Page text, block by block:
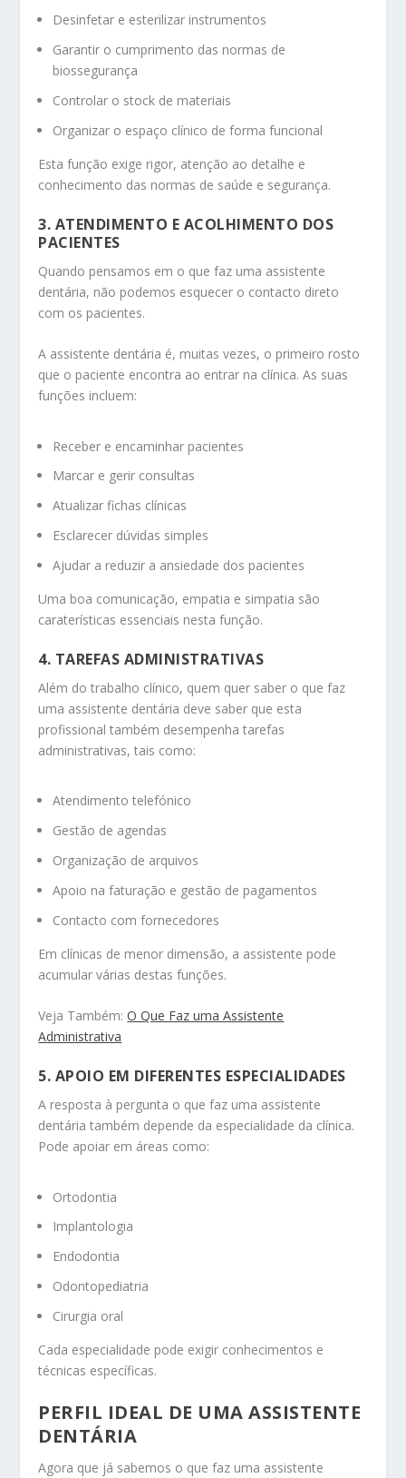
Desinfetar e esterilizar instrumentos
Garantir o cumprimento das normas de
biossegurança
Controlar o stock de materiais
Organizar o espaço clínico de forma funcional
Esta função exige rigor, atenção ao detalhe e
conhecimento das normas de saúde e segurança.
3. ATENDIMENTO E ACOLHIMENTO DOS
PACIENTES
Quando pensamos em o que faz uma assistente
dentária, não podemos esquecer o contacto direto
com os pacientes.
A assistente dentária é, muitas vezes, o primeiro rosto
que o paciente encontra ao entrar na clínica. As suas
funções incluem:
Receber e encaminhar pacientes
Marcar e gerir consultas
Atualizar fichas clínicas
Esclarecer dúvidas simples
Ajudar a reduzir a ansiedade dos pacientes
Uma boa comunicação, empatia e simpatia são
caraterísticas essenciais nesta função.
4. TAREFAS ADMINISTRATIVAS
Além do trabalho clínico, quem quer saber o que faz
uma assistente dentária deve saber que esta
profissional também desempenha tarefas
administrativas, tais como:
Atendimento telefónico
Gestão de agendas
Organização de arquivos
Apoio na faturação e gestão de pagamentos
Contacto com fornecedores
Em clínicas de menor dimensão, a assistente pode
acumular várias destas funções.
Veja Também:O Que Faz uma Assistente
Administrativa
5. APOIO EM DIFERENTES ESPECIALIDADES
A resposta à pergunta o que faz uma assistente
dentária também depende da especialidade da clínica.
Pode apoiar em áreas como:
Ortodontia
Implantologia
Endodontia
Odontopediatria
Cirurgia oral
Cada especialidade pode exigir conhecimentos e
técnicas específicas.
PERFIL IDEAL DE UMA ASSISTENTE
DENTÁRIA
Agora que já sabemos o que faz uma assistente